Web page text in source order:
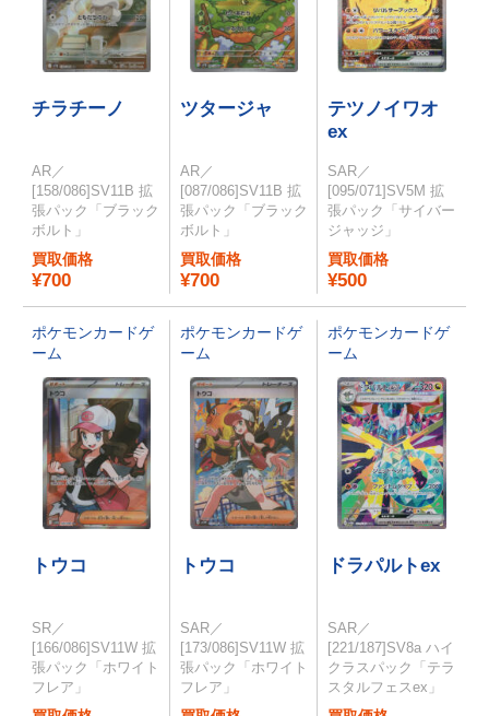
チラチーノ
AR／
[158/086]SV11B 拡
張パック「ブラック
ボルト」
買取価格
¥700
ツタージャ
AR／
[087/086]SV11B 拡
張パック「ブラック
ボルト」
買取価格
¥700
テツノイワオ
ex
SAR／
[095/071]SV5M 拡
張パック「サイバー
ジャッジ」
買取価格
¥500
ポケモンカードゲ
ーム
トウコ
SR／
[166/086]SV11W 拡
張パック「ホワイト
フレア」
ポケモンカードゲ
ーム
トウコ
SAR／
[173/086]SV11W 拡
張パック「ホワイト
フレア」
ポケモンカードゲ
ーム
ドラパルトex
SAR／
[221/187]SV8a ハイ
クラスパック「テラ
スタルフェスex」